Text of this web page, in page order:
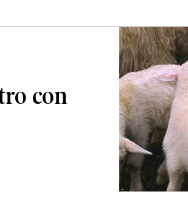
con